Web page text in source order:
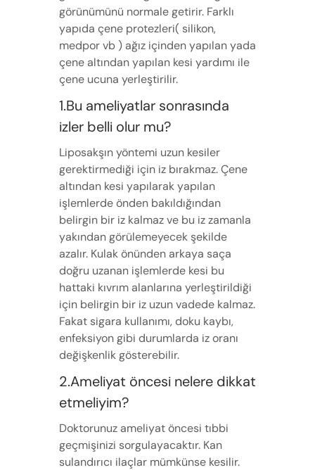
görünümünü normale getirir. Farklı
yapıda çene protezleri( silikon,
medpor vb ) ağız içinden yapılan yada
çene altından yapılan kesi yardımı ile
çene ucuna yerleştirilir.
1.Bu ameliyatlar sonrasında
izler belli olur mu?
Liposakşın yöntemi uzun kesiler
gerektirmediği için iz bırakmaz. Çene
altından kesi yapılarak yapılan
işlemlerde önden bakıldığından
belirgin bir iz kalmaz ve bu iz zamanla
yakından görülemeyecek şekilde
azalır. Kulak önünden arkaya saça
doğru uzanan işlemlerde kesi bu
hattaki kıvrım alanlarına yerleştirildiği
için belirgin bir iz uzun vadede kalmaz.
Fakat sigara kullanımı, doku kaybı,
enfeksiyon gibi durumlarda iz oranı
değişkenlik gösterebilir.
2.Ameliyat öncesi nelere dikkat
etmeliyim?
Doktorunuz ameliyat öncesi tıbbi
geçmişinizi sorgulayacaktır. Kan
sulandırıcı ilaçlar mümkünse kesilir.